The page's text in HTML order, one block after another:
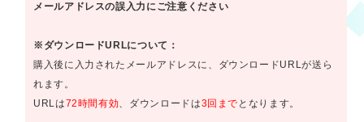
メールアドレスの誤入力にご注意ください
※ダウンロードURLについて：
購入後に入力されたメールアドレスに、ダウンロードURLが送ら
れます。
URLは72時間有効、ダウンロードは3回まで となります。